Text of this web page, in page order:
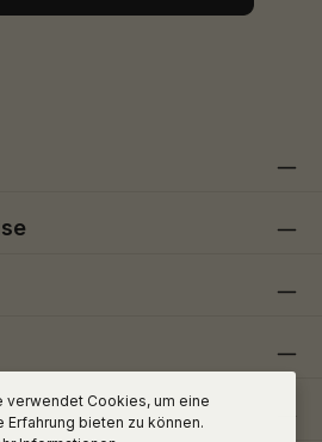
verwendet Cookies, um eine
bieten zu können.